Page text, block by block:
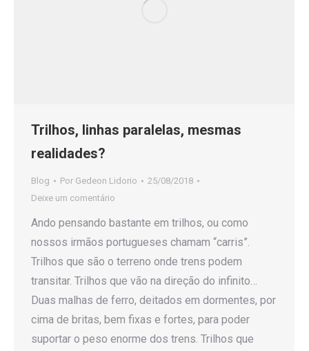
Trilhos, linhas paralelas, mesmas
realidades?
Blog Por Gedeon Lidorio
25/08/2018
Deixe um comentário
Ando pensando bastante em trilhos, ou como
nossos irmãos portugueses chamam “carris”.
Trilhos que são o terreno onde trens podem
transitar. Trilhos que vão na direção do infinito…
Duas malhas de ferro, deitados em dormentes, por
cima de britas, bem fixas e fortes, para poder
suportar o peso enorme dos trens. Trilhos que